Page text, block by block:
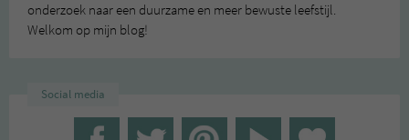
onderzoek naar een duurzame en meer bewuste leefstijl.
Welkom op mijn blog!
Social media